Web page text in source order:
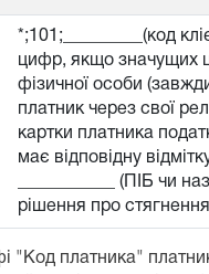
*;101;_________(код
цифр, якщо значущих
фізичної особи
платник через свої
картки платника
має відповідну
___________ (ПІБ чи
рішення про
"Код платника"